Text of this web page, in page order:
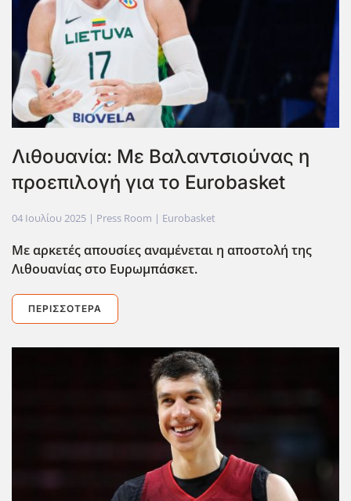
Λιθουανία: Με Βαλαντσιούνας η
προεπιλογή για το Eurobasket
04 Ιουλίου 2025 | Press Room | Eurobasket
Με αρκετές απουσίες αναμένεται η αποστολή της
Λιθουανίας στο Ευρωμπάσκετ.
ΠΕΡΙΣΣΌΤΕΡΑ